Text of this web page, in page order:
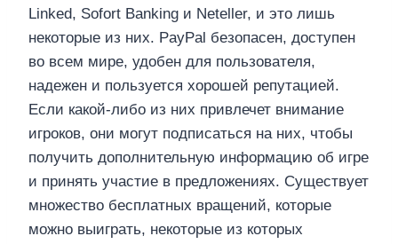
Linked, Sofort Banking и Neteller, и это лишь
некоторые из них. PayPal безопасен, доступен
во всем мире, удобен для пользователя,
надежен и пользуется хорошей репутацией.
Если какой-либо из них привлечет внимание
игроков, они могут подписаться на них, чтобы
получить дополнительную информацию об игре
и принять участие в предложениях. Существует
множество бесплатных вращений, которые
можно выиграть, некоторые из которых